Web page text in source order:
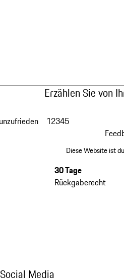
Erzählen Sie von
12345
Diese Website ist
30 Tage
Rückgaberecht
Social Media